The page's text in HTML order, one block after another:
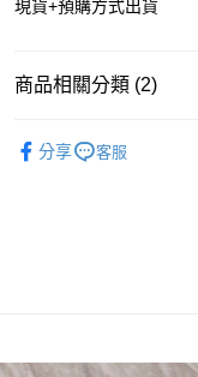
相關說明
AFTEE先享後付是「在收
便利好安心！
每筆NT$60，滿
現貨+預購方式出貨
商品相關分類 (2)
分享 客服